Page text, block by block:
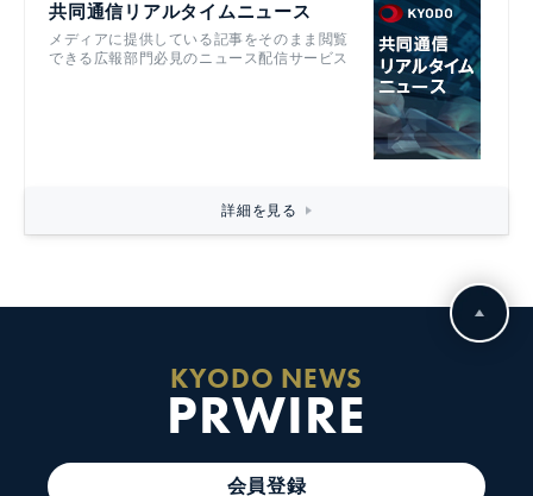
共同通信リアルタイムニュース
メディアに提供している記事をそのまま閲覧
できる広報部門必見のニュース配信サービス
詳細を見る
KYODO NEWS
PRWIRE
会員登録